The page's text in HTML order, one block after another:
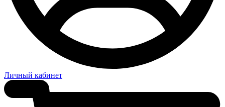
Личный кабинет